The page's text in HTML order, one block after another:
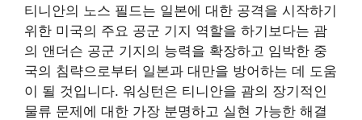
티니안의 노스 필드는 일본에 대한 공격을 시작하기
위한 미국의 주요 공군 기지 역할을 하기보다는 괌
의 앤더슨 공군 기지의 능력을 확장하고 임박한 중
국의 침략으로부터 일본과 대만을 방어하는 데 도움
이 될 것입니다. 워싱턴은 티니안을 괌의 장기적인
물류 문제에 대한 가장 분명하고 실현 가능한 해결